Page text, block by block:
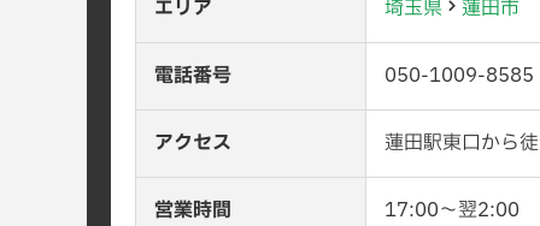
エリア 埼玉県 蓮田市
電話番号 050-1009-8585
アクセス 蓮田駅東口から
営業時間 17:00〜翌2:00